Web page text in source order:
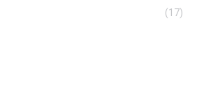
(17)